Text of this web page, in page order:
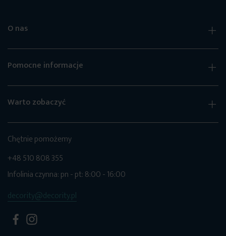
O nas
Pomocne informacje
Warto zobaczyć
Chętnie pomożemy
+48 510 808 355
Infolinia czynna: pn - pt: 8:00 - 16:00
decority@decority.pl